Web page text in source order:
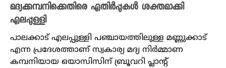
മദ്യക്കമ്പനിക്കെതിരെ എതിർപ്പുകൾ ശക്തമാക്കി
എലപ്പുള്ളി
പാലക്കാട് എലപ്പുള്ളി പഞ്ചായത്തിലുള്ള മണ്ണുക്കാട്
എന്ന പ്രദേശത്താണ് സ്വകാര്യ മദ്യ നിർമ്മാണ
കമ്പനിയായ ഒയാസിസിന് ബ്രൂവറി പ്ലാന്റ്